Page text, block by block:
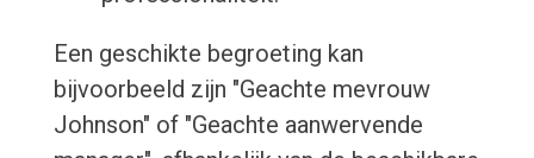
Een geschikte begroeting kan
bijvoorbeeld zijn "Geachte mevrouw
Johnson" of "Geachte aanwervende